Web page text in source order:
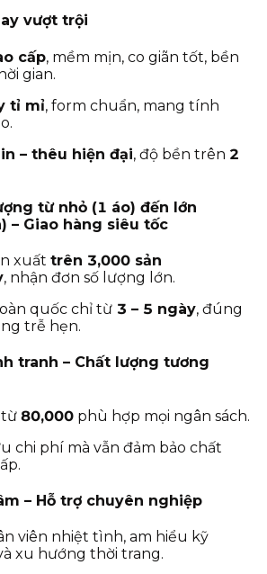
vượt trội
cấp, mềm mịn, co giãn tốt, bền
gian.
tỉ mỉ, form chuẩn, mang tính
in – thêu hiện đại, độ bền trên 2
từ nhỏ (1 áo) đến lớn
– Giao hàng siêu tốc
xuất trên 3,000 sản
, nhận đơn số lượng lớn.
quốc chỉ từ 3 – 5 ngày, đúng
trễ hẹn.
tranh – Chất lượng tương
từ 80,000 phù hợp mọi ngân sách.
chi phí mà vẫn đảm bảo chất
– Hỗ trợ chuyên nghiệp
viên nhiệt tình, am hiểu kỹ
xu hướng thời trang.